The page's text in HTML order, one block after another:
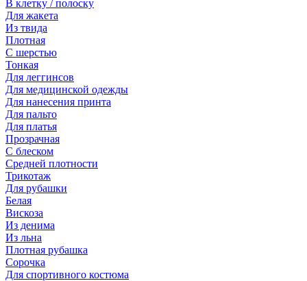
В клетку / полоску
Для жакета
Из твида
Плотная
С шерстью
Тонкая
Для леггинсов
Для медицинской одежды
Для нанесения принта
Для пальто
Для платья
Прозрачная
С блеском
Средней плотности
Трикотаж
Для рубашки
Белая
Вискоза
Из денима
Из льна
Плотная рубашка
Сорочка
Для спортивного костюма